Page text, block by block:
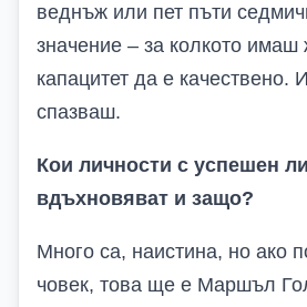
веднъж или пет пъти
значение – за колкото имаш
капацитет да е качествено.
спазваш.
Кои личности с успешен
вдъхновяват и защо?
Много са, наистина, но ако
човек, това ще е Маршъл